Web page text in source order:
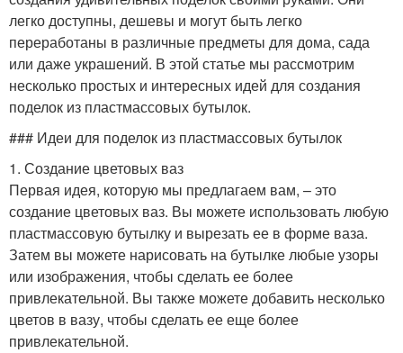
легко доступны, дешевы и могут быть легко
переработаны в различные предметы для дома, сада
или даже украшений. В этой статье мы рассмотрим
несколько простых и интересных идей для создания
поделок из пластмассовых бутылок.
### Идеи для поделок из пластмассовых бутылок
1. Создание цветовых ваз
Первая идея, которую мы предлагаем вам, – это
создание цветовых ваз. Вы можете использовать любую
пластмассовую бутылку и вырезать ее в форме ваза.
Затем вы можете нарисовать на бутылке любые узоры
или изображения, чтобы сделать ее более
привлекательной. Вы также можете добавить несколько
цветов в вазу, чтобы сделать ее еще более
привлекательной.